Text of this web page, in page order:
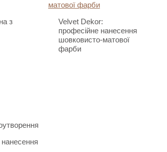
з
Velvet Dekor:
професійне нанесення
шовковисто-матової
фарби
нанесення